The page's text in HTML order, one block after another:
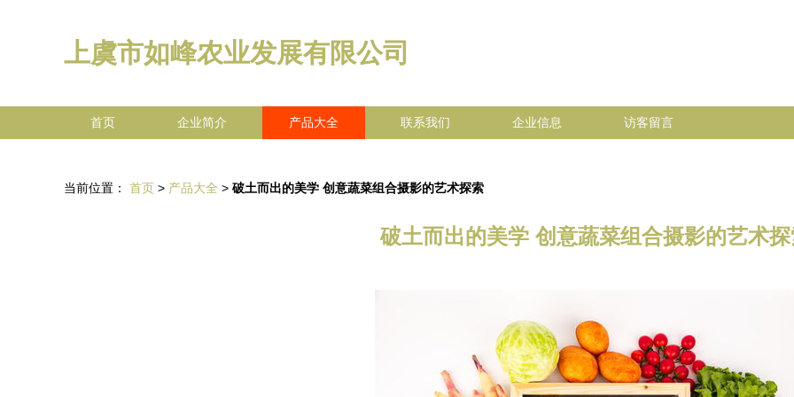
上虞市如峰农业发展有限公司
首页 企业简介 产品大全 联系我们 企业信息 访客留言
当前位置： 首页 > 产品大全 > 破土而出的美学 创意蔬菜组合摄影的艺术探索
破土而出的美学 创意蔬菜组合摄影的艺术